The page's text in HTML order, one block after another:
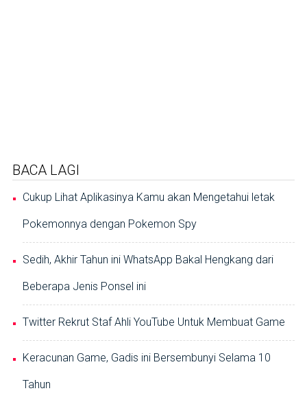
BACA LAGI
Cukup Lihat Aplikasinya Kamu akan Mengetahui letak
Pokemonnya dengan Pokemon Spy
Sedih, Akhir Tahun ini WhatsApp Bakal Hengkang dari
Beberapa Jenis Ponsel ini
Twitter Rekrut Staf Ahli YouTube Untuk Membuat Game
Keracunan Game, Gadis ini Bersembunyi Selama 10
Tahun